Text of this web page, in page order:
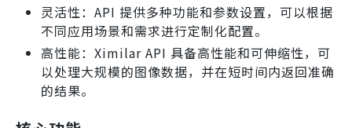
灵活性：API 提供多种功能和参数设置，可以根据
不同应用场景和需求进行定制化配置。
高性能：Ximilar API 具备高性能和可伸缩性，可
以处理大规模的图像数据，并在短时间内返回准确
的结果。